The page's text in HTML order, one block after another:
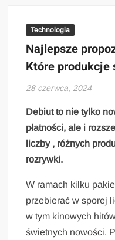
Technologia
Najlepsze
Które produkcje
28 czerwca, 2024
Debiut to nie tylko
płatności, ale i
liczby , różnych
rozrywki.
W ramach kilku
przebierać w sporej
w tym kinowych
świetnych nowości.